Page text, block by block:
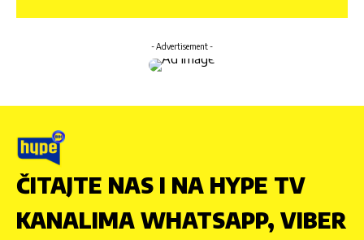
- Advertisement -
ČITAJTE NAS I NA HYPE TV
KANALIMA WHATSAPP, VIBER